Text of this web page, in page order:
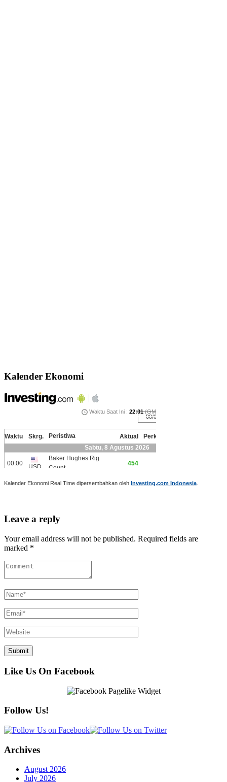
Kalender Ekonomi
Kalender Ekonomi Real Time dipersembahkan oleh Investing.com Indonesia
Leave a reply
Your email address will not be published. Required fields are
marked *
Like Us On Facebook
Follow Us!
Archives
August 2026
July 2026